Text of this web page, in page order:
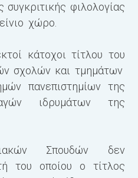
συγκριτικής φιλολογίας
χώρο.
κάτοχοι τίτλου του
σχολών και τμημάτων
πανεπιστημίων της
ιδρυμάτων της
Σπουδών δεν
του οποίου ο τίτλος